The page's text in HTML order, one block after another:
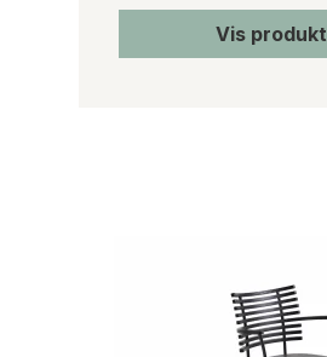
Vis produkt